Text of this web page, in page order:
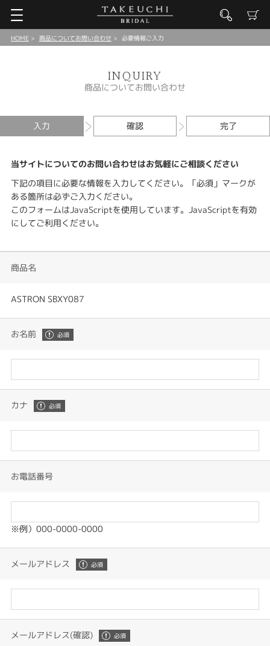
HOME 商品についてお問い合わせ 必要情報ご入力
INQUIRY
商品についてお問い合わせ
入力 確認 完了
当サイトについてのお問い合わせはお気軽にご相談ください
下記の項目に必要な情報を入力してください。「必須」マークが
ある箇所は必ずご入力ください。
このフォームはJavaScriptを使用しています。JavaScriptを有効
にしてご利用ください。
商品名
ASTRON SBXY087
お名前
カナ
お電話番号
※例）000-0000-0000
メールアドレス
メールアドレス(確認)